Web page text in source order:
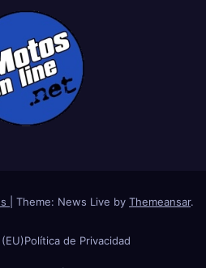
Theme: News Live by Themeansar.
Política de Privacidad